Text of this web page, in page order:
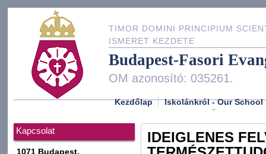
TIMOR DOMINI PRINCIPIUM
ISMERET KEZDETE
Budapest-Fasori
OM azonosító: 035261.
Kezdőlap Iskolánkról - Our School
Kapcsolat
1071 Budapest,
IDEIGLENES